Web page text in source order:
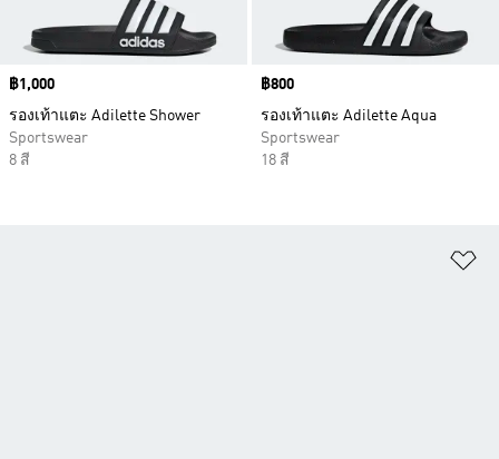
Price
฿1,000
รองเท้าแตะ Adilette Shower
Sportswear
8 สี
Price
฿800
รองเท้าแตะ Adilette Aqua
Sportswear
18 สี